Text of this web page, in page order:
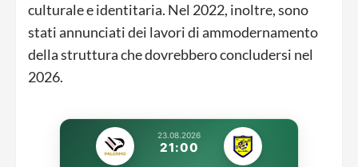
culturale e identitaria. Nel 2022, inoltre, sono
stati annunciati dei lavori di ammodernamento
della struttura che dovrebbero concludersi nel
2026.
23.08.2026
21:00